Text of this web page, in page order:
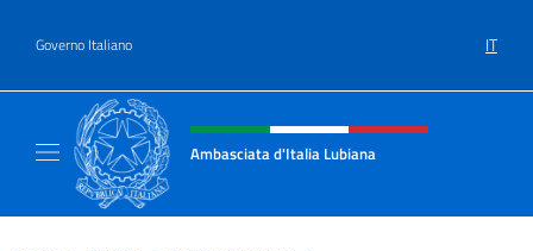
Governo Italiano IT
Intestazione sito, social e menù
Ambasciata d'Italia Lubiana